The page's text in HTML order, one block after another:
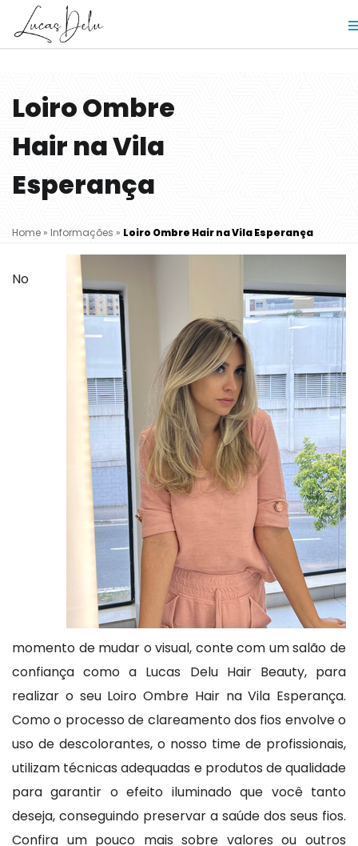
Loiro Ombre
Hair na Vila
Esperança
Home» Informações » Loiro Ombre Hair na Vila Esperança
No
momento de mudar o visual, conte com um salão de
confiança como a Lucas Delu Hair Beauty, para
realizar o seu Loiro Ombre Hair na Vila Esperança.
Como o processo de clareamento dos fios envolve o
uso de descolorantes, o nosso time de profissionais,
utilizam técnicas adequadas e produtos de qualidade
para garantir o efeito iluminado que você tanto
deseja, conseguindo preservar a saúde dos seus fios.
Confira um pouco mais sobre valores ou outros